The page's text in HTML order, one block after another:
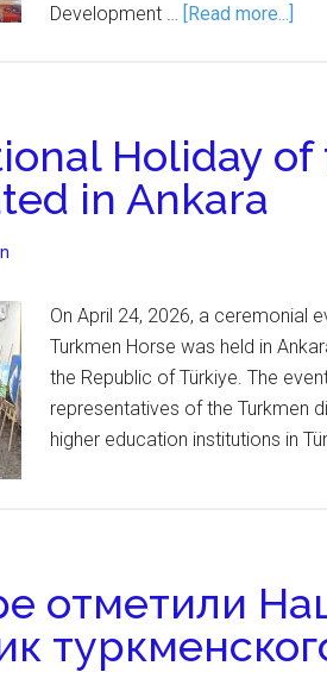
Development … [Read more...]
Holiday
in Ankara
On April 24, 2026, a ceremonial
Turkmen Horse was held in
the Republic of Türkiye. The
representatives of the Turkmen
higher education institutions in
отметили